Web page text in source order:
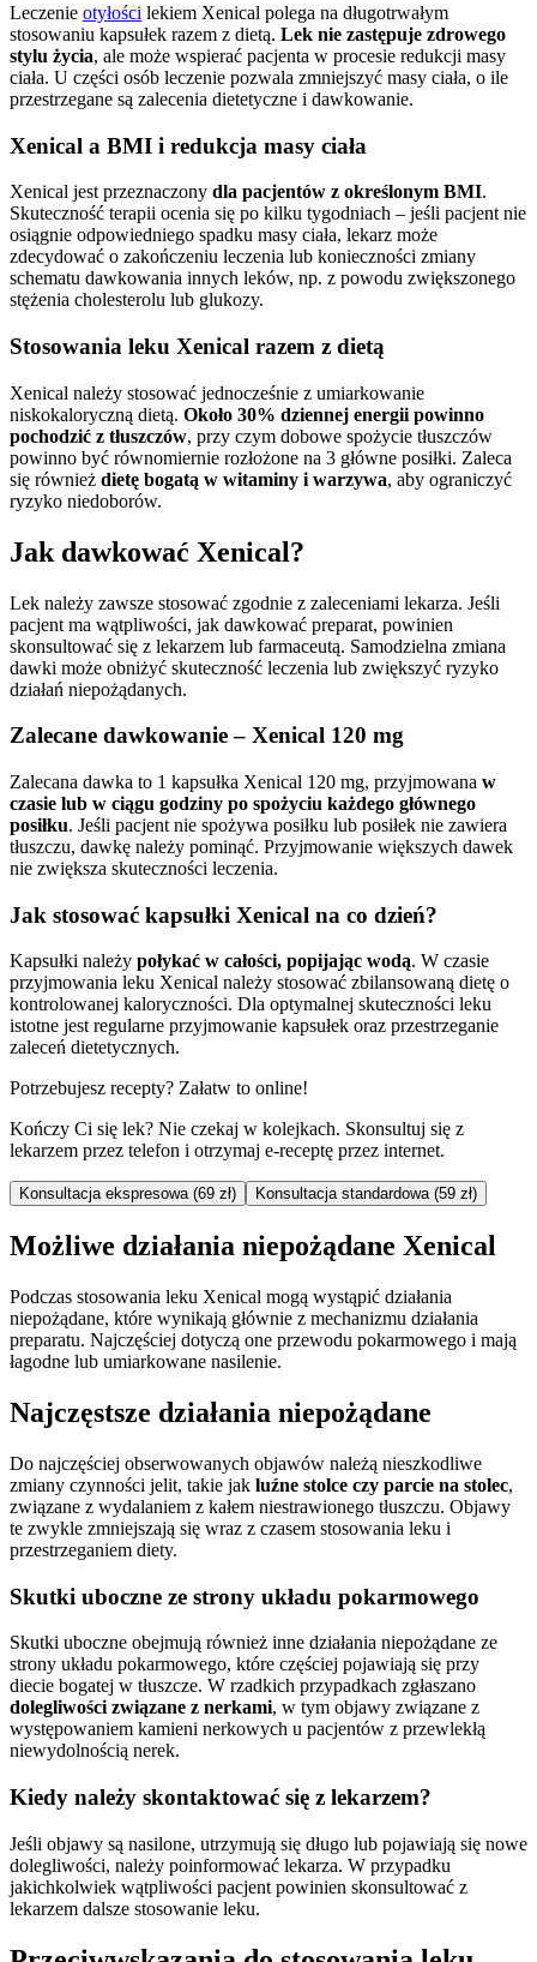
Leczenie otyłości lekiem Xenical polega na długotrwałym
stosowaniu kapsułek razem z dietą. Lek nie zastępuje zdrowego
stylu życia, ale może wspierać pacjenta w procesie redukcji masy
ciała. U części osób leczenie pozwala zmniejszyć masy ciała, o ile
przestrzegane są zalecenia dietetyczne i dawkowanie.
Xenical a BMI i redukcja masy ciała
Xenical jest przeznaczony dla pacjentów z określonym BMI.
Skuteczność terapii ocenia się po kilku tygodniach – jeśli pacjent nie
osiągnie odpowiedniego spadku masy ciała, lekarz może
zdecydować o zakończeniu leczenia lub konieczności zmiany
schematu dawkowania innych leków, np. z powodu zwiększonego
stężenia cholesterolu lub glukozy.
Stosowania leku Xenical razem z dietą
Xenical należy stosować jednocześnie z umiarkowanie
niskokaloryczną dietą. Około 30% dziennej energii powinno
pochodzić z tłuszczów, przy czym dobowe spożycie tłuszczów
powinno być równomiernie rozłożone na 3 główne posiłki. Zaleca
się również dietę bogatą w witaminy i warzywa, aby ograniczyć
ryzyko niedoborów.
Jak dawkować Xenical?
Lek należy zawsze stosować zgodnie z zaleceniami lekarza. Jeśli
pacjent ma wątpliwości, jak dawkować preparat, powinien
skonsultować się z lekarzem lub farmaceutą. Samodzielna zmiana
dawki może obniżyć skuteczność leczenia lub zwiększyć ryzyko
działań niepożądanych.
Zalecane dawkowanie – Xenical 120 mg
Zalecana dawka to 1 kapsułka Xenical 120 mg, przyjmowana w
czasie lub w ciągu godziny po spożyciu każdego głównego
posiłku. Jeśli pacjent nie spożywa posiłku lub posiłek nie zawiera
tłuszczu, dawkę należy pominąć. Przyjmowanie większych dawek
nie zwiększa skuteczności leczenia.
Jak stosować kapsułki Xenical na co dzień?
Kapsułki należy połykać w całości, popijając wodą. W czasie
przyjmowania leku Xenical należy stosować zbilansowaną dietę o
kontrolowanej kaloryczności. Dla optymalnej skuteczności leku
istotne jest regularne przyjmowanie kapsułek oraz przestrzeganie
zaleceń dietetycznych.
Potrzebujesz recepty? Załatw to online!
Kończy Ci się lek? Nie czekaj w kolejkach. Skonsultuj się z
lekarzem przez telefon i otrzymaj e-receptę przez internet.
Konsultacja ekspresowa (69 zł) Konsultacja standardowa (59 zł)
Możliwe działania niepożądane Xenical
Podczas stosowania leku Xenical mogą wystąpić działania
niepożądane, które wynikają głównie z mechanizmu działania
preparatu. Najczęściej dotyczą one przewodu pokarmowego i mają
łagodne lub umiarkowane nasilenie.
Najczęstsze działania niepożądane
Do najczęściej obserwowanych objawów należą nieszkodliwe
zmiany czynności jelit, takie jak luźne stolce czy parcie na stolec,
związane z wydalaniem z kałem niestrawionego tłuszczu. Objawy
te zwykle zmniejszają się wraz z czasem stosowania leku i
przestrzeganiem diety.
Skutki uboczne ze strony układu pokarmowego
Skutki uboczne obejmują również inne działania niepożądane ze
strony układu pokarmowego, które częściej pojawiają się przy
diecie bogatej w tłuszcze. W rzadkich przypadkach zgłaszano
dolegliwości związane z nerkami, w tym objawy związane z
występowaniem kamieni nerkowych u pacjentów z przewlekłą
niewydolnością nerek.
Kiedy należy skontaktować się z lekarzem?
Jeśli objawy są nasilone, utrzymują się długo lub pojawiają się nowe
dolegliwości, należy poinformować lekarza. W przypadku
jakichkolwiek wątpliwości pacjent powinien skonsultować z
lekarzem dalsze stosowanie leku.